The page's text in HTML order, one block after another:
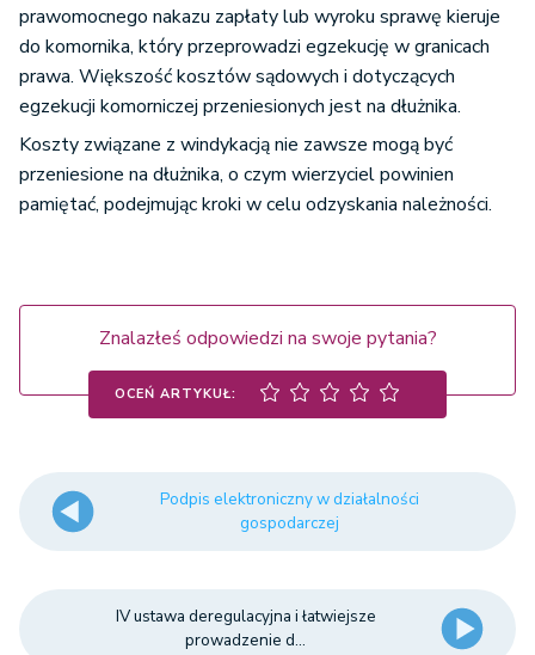
prawomocnego nakazu zapłaty lub wyroku sprawę kieruje
do komornika, który przeprowadzi egzekucję w granicach
prawa. Większość kosztów sądowych i dotyczących
egzekucji komorniczej przeniesionych jest na dłużnika.
Koszty związane z windykacją nie zawsze mogą być
przeniesione na dłużnika, o czym wierzyciel powinien
pamiętać, podejmując kroki w celu odzyskania należności.
Znalazłeś odpowiedzi na swoje pytania?
OCEŃ ARTYKUŁ:
Podpis elektroniczny w działalności
gospodarczej
IV ustawa deregulacyjna i łatwiejsze
prowadzenie d...